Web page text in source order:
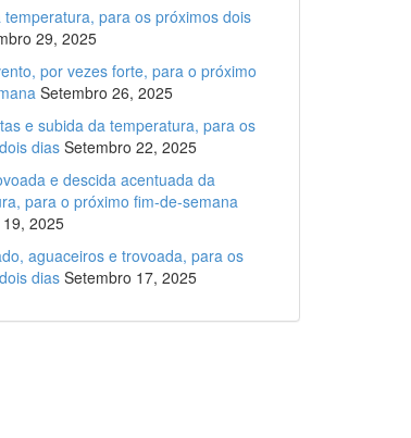
temperatura, para os próximos dois
29, 2025
por vezes forte, para o próximo
Setembro 26, 2025
e subida da temperatura, para os
diasSetembro 22, 2025
e descida acentuada da
para o próximo fim-de-semana
2025
aguaceiros e trovoada, para os
diasSetembro 17, 2025